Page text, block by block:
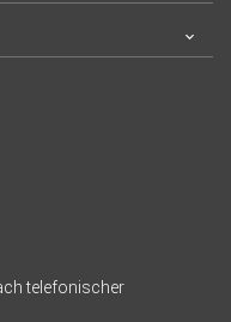
telefonischer